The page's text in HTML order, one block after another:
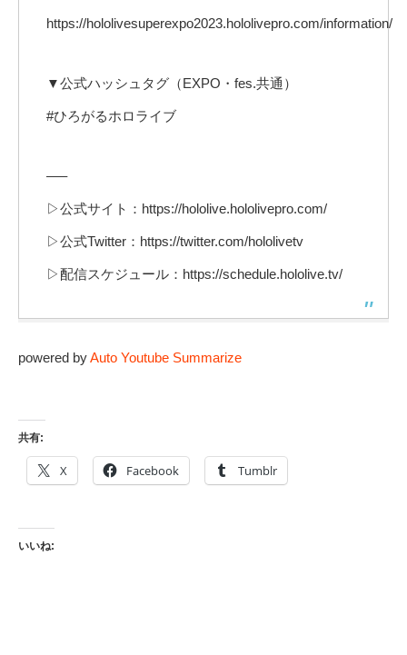
https://hololivesuperexpo2023.hololivepro.com/information/
▼公式ハッシュタグ（EXPO・fes.共通）
#ひろがるホロライブ
—–
▷公式サイト：https://hololive.hololivepro.com/
▷公式Twitter：https://twitter.com/hololivetv
▷配信スケジュール：https://schedule.hololive.tv/
powered byAuto Youtube Summarize
共有:
X Facebook Tumblr
いいね: